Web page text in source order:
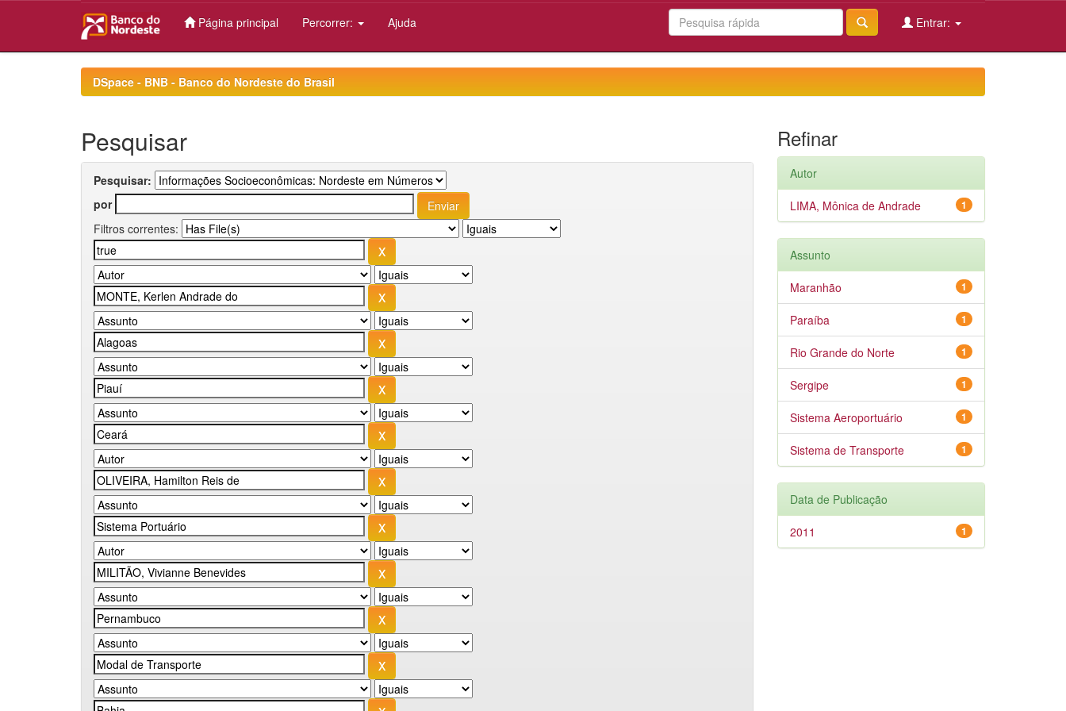
Página principal Percorrer: Ajuda Entrar:
DSpace - BNB - Banco do Nordeste do Brasil
Pesquisar
Pesquisar:
por
Filtros correntes:
Refinar
Autor
1
LIMA, Mônica de Andrade
Assunto
1
Maranhão
1
Paraíba
1
Rio Grande do Norte
1
Sergipe
1
Sistema Aeroportuário
1
Sistema de Transporte
Data de Publicação
1
2011